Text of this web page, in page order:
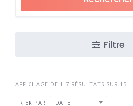
Filtre
AFFICHAGE DE 1-7 RÉSULTATS SUR 15
TRIER PAR DATE